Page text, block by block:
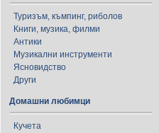
Туризъм, къмпинг, риболов
Книги, музика, филми
Антики
Музикални инструменти
Ясновидство
Други
Домашни любимци
Кучета